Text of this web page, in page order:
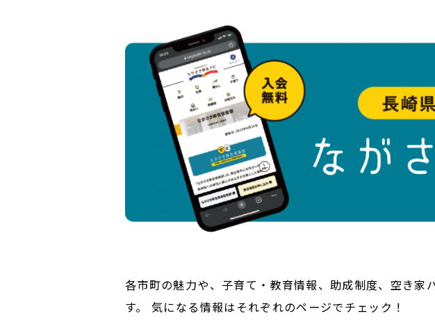
各市町の魅力や、子育て・教育情報、助成制度、空き
す。 気になる情報はそれぞれのページでチェック！